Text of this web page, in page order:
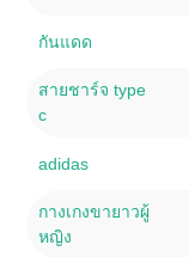
กันแดด
สายชาร์จ type
c
adidas
กางเกงขายาวผู้
หญิง